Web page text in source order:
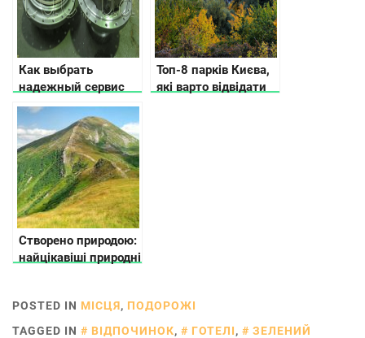
Как выбрать
надежный сервис
по ремонту
гидронасосов
Топ-8 парків Києва,
які варто відвідати
Створено природою:
найцікавіші природні
POSTED IN МІСЦЯ, ПОДОРОЖІ
TAGGED IN
ВІДПОЧИНОК, ГОТЕЛІ,
ЗЕЛЕНИЙ